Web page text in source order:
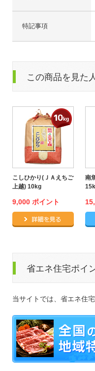
特記事項
この商品を見た
こしひかり(ＪＡえちご
上越) 10kg
9,000 ポイント
南
省エネ住宅ポイ
当サイトでは、省エネ住